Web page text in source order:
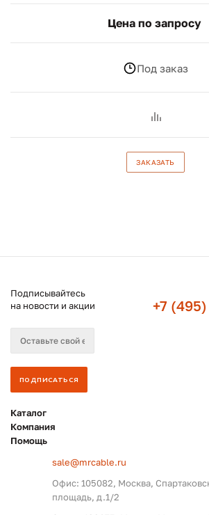
Цена по запросу
Под заказ
ЗАКАЗАТЬ
Подписывайтесь
на новости и акции
+7
Каталог
Компания
Помощь
sale@mrcable.ru
Офис: 105082, Москва,
площадь, д.1/2